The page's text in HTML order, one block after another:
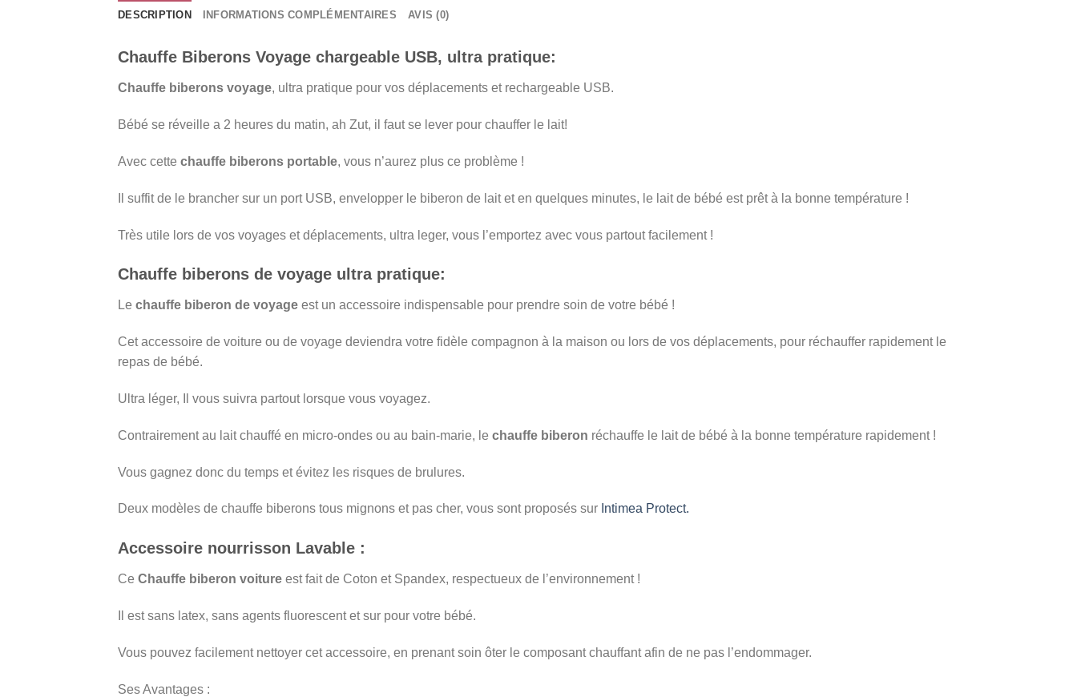
DESCRIPTION INFORMATIONS COMPLÉMENTAIRES AVIS (0)
Chauffe Biberons Voyage chargeable USB, ultra pratique:
Chauffe biberons voyage, ultra pratique pour vos déplacements et rechargeable USB.
Bébé se réveille a 2 heures du matin, ah Zut, il faut se lever pour chauffer le lait!
Avec cette chauffe biberons portable, vous n’aurez plus ce problème !
Il suffit de le brancher sur un port USB, envelopper le biberon de lait et en quelques minutes, le lait de bébé est prêt à la bonne température !
Très utile lors de vos voyages et déplacements, ultra leger, vous l’emportez avec vous partout facilement !
Chauffe biberons de voyage ultra pratique:
Le chauffe biberon de voyage est un accessoire indispensable pour prendre soin de votre bébé !
Cet accessoire de voiture ou de voyage deviendra votre fidèle compagnon à la maison ou lors de vos déplacements, pour réchauffer rapidement le
repas de bébé.
Ultra léger, Il vous suivra partout lorsque vous voyagez.
Contrairement au lait chauffé en micro-ondes ou au bain-marie, le chauffe biberon réchauffe le lait de bébé à la bonne température rapidement !
Vous gagnez donc du temps et évitez les risques de brulures.
Deux modèles de chauffe biberons tous mignons et pas cher, vous sont proposés sur Intimea Protect.
Accessoire nourrisson Lavable :
Ce Chauffe biberon voiture est fait de Coton et Spandex, respectueux de l’environnement !
Il est sans latex, sans agents fluorescent et sur pour votre bébé.
Vous pouvez facilement nettoyer cet accessoire, en prenant soin ôter le composant chauffant afin de ne pas l’endommager.
Ses Avantages :